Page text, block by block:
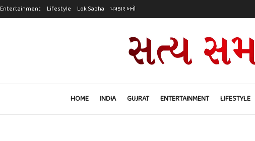
Entertainment Lifestyle Lok Sabha પત્રકાર બનો
HOME INDIA GUJRAT ENTERTAINMENT LIFESTYLE